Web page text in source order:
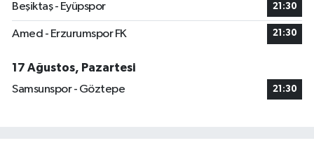
Beşiktaş - Eyüpspor 21:30
Amed - Erzurumspor FK 21:30
17 Ağustos, Pazartesi
Samsunspor - Göztepe
21:30